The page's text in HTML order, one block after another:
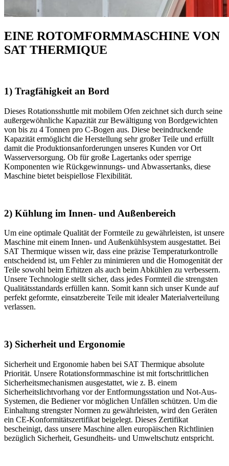
EINE ROTOMFORMMASCHINE VON
SAT THERMIQUE
1) Tragfähigkeit an Bord
Dieses Rotationsshuttle mit mobilem Ofen zeichnet sich durch seine
außergewöhnliche Kapazität zur Bewältigung von Bordgewichten
von bis zu 4 Tonnen pro C-Bogen aus. Diese beeindruckende
Kapazität ermöglicht die Herstellung sehr großer Teile und erfüllt
damit die Produktionsanforderungen unseres Kunden vor Ort
Wasserversorgung. Ob für große Lagertanks oder sperrige
Komponenten wie Rückgewinnungs- und Abwassertanks, diese
Maschine bietet beispiellose Flexibilität.
2) Kühlung im Innen- und Außenbereich
Um eine optimale Qualität der Formteile zu gewährleisten, ist unsere
Maschine mit einem Innen- und Außenkühlsystem ausgestattet. Bei
SAT Thermique wissen wir, dass eine präzise Temperaturkontrolle
entscheidend ist, um Fehler zu minimieren und die Homogenität der
Teile sowohl beim Erhitzen als auch beim Abkühlen zu verbessern.
Unsere Technologie stellt sicher, dass jedes Formteil die strengsten
Qualitätsstandards erfüllen kann. Somit kann sich unser Kunde auf
perfekt geformte, einsatzbereite Teile mit idealer Materialverteilung
verlassen.
3) Sicherheit und Ergonomie
Sicherheit und Ergonomie haben bei SAT Thermique absolute
Priorität. Unsere Rotationsformmaschine ist mit fortschrittlichen
Sicherheitsmechanismen ausgestattet, wie z. B. einem
Sicherheitslichtvorhang vor der Entformungsstation und Not-Aus-
Systemen, die Bediener vor möglichen Unfällen schützen. Um die
Einhaltung strengster Normen zu gewährleisten, wird den Geräten
ein CE-Konformitätszertifikat beigelegt. Dieses Zertifikat
bescheinigt, dass unsere Maschine allen europäischen Richtlinien
bezüglich Sicherheit, Gesundheits- und Umweltschutz entspricht.